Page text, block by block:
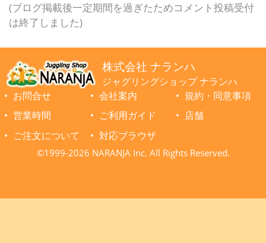
(ブログ掲載後一定期間を過ぎたためコメント投稿受付
は終了しました)
株式会社 ナランハ
ジャグリングショップ ナランハ
お問合せ
会社案内
規約・同意事項
営業時間
ご利用ガイド
店舗
ご注文について
対応ブラウザ
©1999-2026 NARANJA Inc. All Rights Reserved.